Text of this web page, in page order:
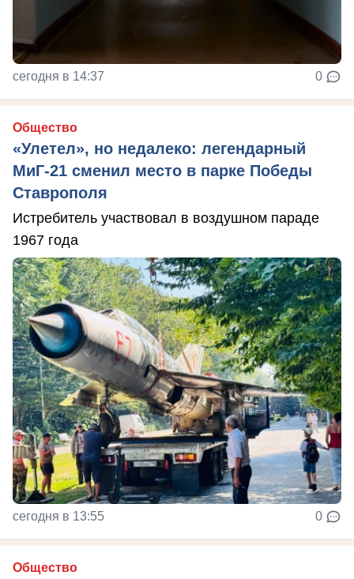
сегодня в 14:37 0
Общество
«Улетел», но недалеко: легендарный
МиГ-21 сменил место в парке Победы
Ставрополя
Истребитель участвовал в воздушном параде
1967 года
сегодня в 13:55 0
Общество